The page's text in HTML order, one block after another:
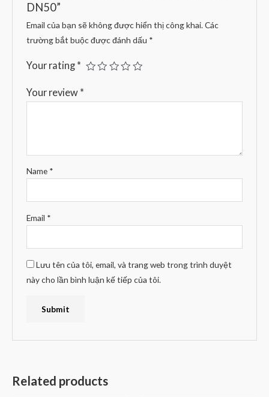
DN50”
Email của bạn sẽ không được hiển thị công khai. Các
trường bắt buộc được đánh dấu *
Your rating *
Your review *
Name *
Email *
Lưu tên của tôi, email, và trang web trong trình duyệt
này cho lần bình luận kế tiếp của tôi.
Related products